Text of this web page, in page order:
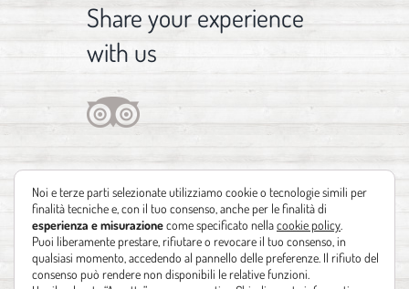
Share your experience
with us
Noi e terze parti selezionate utilizziamo cookie o tecnologie simili per
finalità tecniche e, con il tuo consenso, anche per le finalità di
esperienza e misurazionecome specificato nellacookie policy
Puoi liberamente prestare, rifiutare o revocare il tuo consenso, in
qualsiasi momento, accedendo al pannello delle preferenze. Il rifiuto del
consenso può rendere non disponibili le relative funzioni.